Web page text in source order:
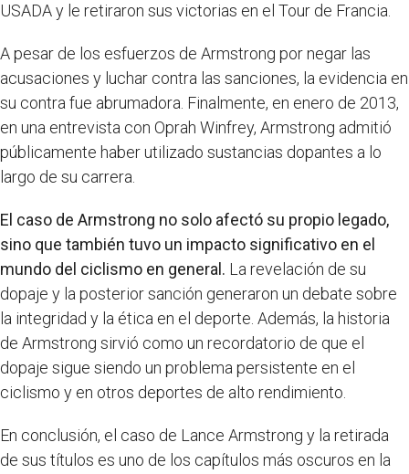
USADA y le retiraron sus victorias en el Tour de Francia.
A pesar de los esfuerzos de Armstrong por negar las
acusaciones y luchar contra las sanciones, la evidencia en
su contra fue abrumadora. Finalmente, en enero de 2013,
en una entrevista con Oprah Winfrey, Armstrong admitió
públicamente haber utilizado sustancias dopantes a lo
largo de su carrera.
El caso de Armstrong no solo afectó su propio legado,
sino que también tuvo un impacto significativo en el
mundo del ciclismo en general. La revelación de su
dopaje y la posterior sanción generaron un debate sobre
la integridad y la ética en el deporte. Además, la historia
de Armstrong sirvió como un recordatorio de que el
dopaje sigue siendo un problema persistente en el
ciclismo y en otros deportes de alto rendimiento.
En conclusión, el caso de Lance Armstrong y la retirada
de sus títulos es uno de los capítulos más oscuros en la